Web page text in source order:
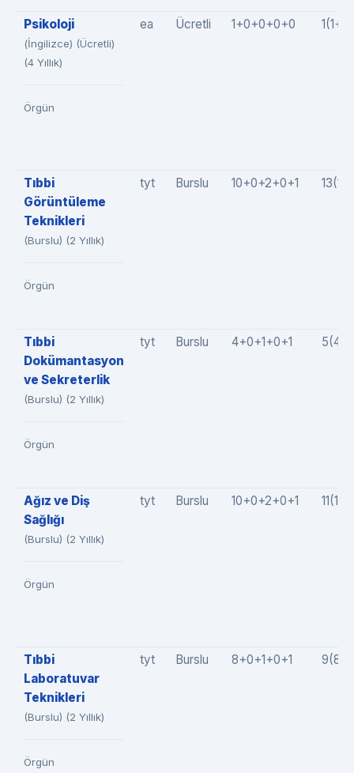
Psikoloji
(İngilizce) (Ücretli)
(4 Yıllık)
Örgün
ea Ücretli 1+0+0+0+0
Tıbbi
Görüntüleme
Teknikleri
(Burslu) (2 Yıllık)
Örgün
tyt Burslu 10+0+2+0+1
Tıbbi
Dokümantasyon
ve Sekreterlik
(Burslu) (2 Yıllık)
Örgün
tyt Burslu 4+0+1+0+1
Ağız ve Diş
Sağlığı
(Burslu) (2 Yıllık)
Örgün
tyt Burslu 10+0+2+0+1
Tıbbi
Laboratuvar
Teknikleri
(Burslu) (2 Yıllık)
Örgün
tyt Burslu 8+0+1+0+1